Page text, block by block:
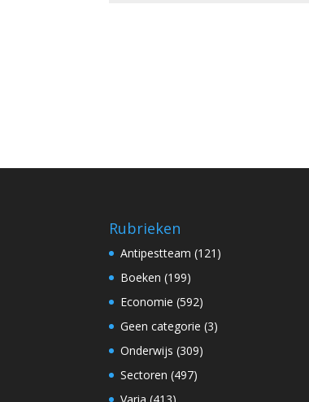
Rubrieken
Antipestteam (121)
Boeken (199)
Economie (592)
Geen categorie (3)
Onderwijs (309)
Sectoren (497)
Varia (413)